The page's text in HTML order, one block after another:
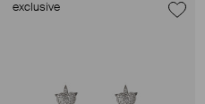
exclusive